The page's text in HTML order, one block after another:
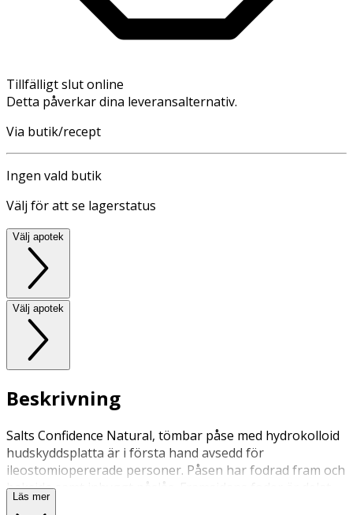
Tillfälligt slut online
Detta påverkar dina leveransalternativ.
Via butik/recept
Ingen vald butik
Välj för att se lagerstatus
Välj apotek
Välj apotek
Beskrivning
Salts Confidence Natural, tömbar påse med hydrokolloid
hudskyddsplatta är i första hand avsedd för
ileostomiopererade personer. Påsen har fodrad fram och
baksida samt inbyggt påslås. Framsidans foder är delat
för att möjliggöra inspektion.
Läs mer